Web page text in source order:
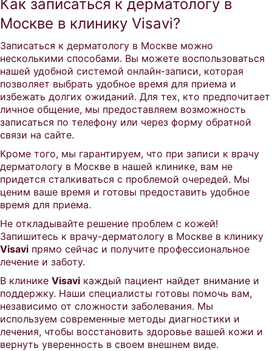
Как записаться к дерматологу в
Москве в клинику Visavi?
Записаться к дерматологу в Москве можно
несколькими способами. Вы можете воспользоваться
нашей удобной системой онлайн-записи, которая
позволяет выбрать удобное время для приема и
избежать долгих ожиданий. Для тех, кто предпочитает
личное общение, мы предоставляем возможность
записаться по телефону или через форму обратной
связи на сайте.
Кроме того, мы гарантируем, что при записи к врачу
дерматологу в Москве в нашей клинике, вам не
придется сталкиваться с проблемой очередей. Мы
ценим ваше время и готовы предоставить удобное
время для приема.
Не откладывайте решение проблем с кожей!
Запишитесь к врачу-дерматологу в Москве в клинику
Visavi прямо сейчас и получите профессиональное
лечение и заботу.
В клинике Visavi каждый пациент найдет внимание и
поддержку. Наши специалисты готовы помочь вам,
независимо от сложности заболевания. Мы
используем современные методы диагностики и
лечения, чтобы восстановить здоровье вашей кожи и
вернуть уверенность в своем внешнем виде.